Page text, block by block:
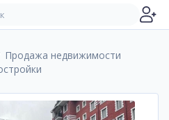
Продажа недвижимости